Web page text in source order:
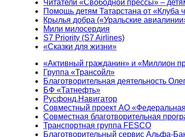
Читатели «Свободной прессы» –
Помощь детям Татарстана от «Клуба
Крылья добра («Уральские
Мили милосердия
S7 Priority (S7 Airlines)
«Сказки для жизни»
«Активный гражданин» и «Миллион
Группа «Трансойл»
Благотворительная деятельность
БФ «Татнефть»
Русфонд.Навигатор
Совместный проект АО
Совместная благотворительная
Транспортная группа FESCO
Благотворительный сервис Альфа-